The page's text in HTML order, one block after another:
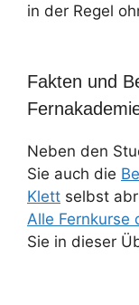
in der Regel
Fakten und
Neben den
Sie auch die
Klett selbst
Alle Fernkurse
Sie in dieser